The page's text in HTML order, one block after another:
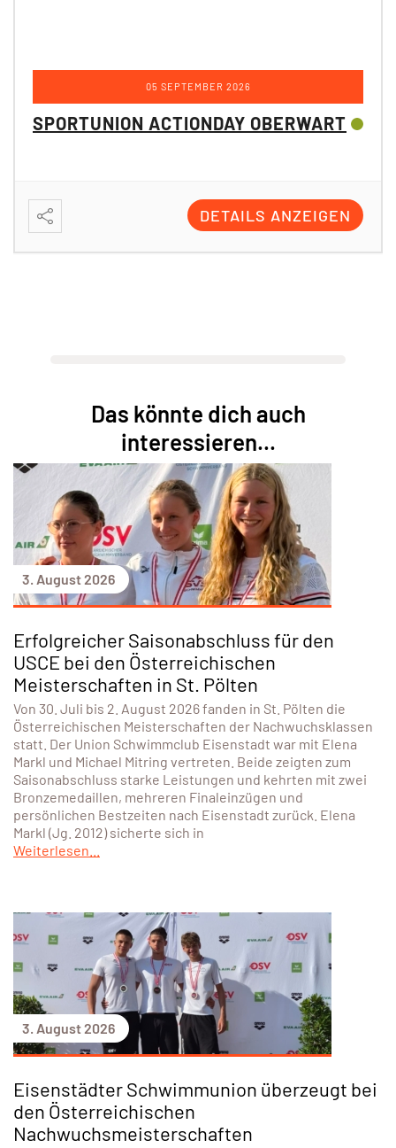
DETAILS ANZEIGEN
Das könnte dich auch
interessieren...
3. August 2026
Erfolgreicher Saisonabschluss für den
USCE bei den Österreichischen
Meisterschaften in St. Pölten
Von 30. Juli bis 2. August 2026 fanden in St. Pölten die
Österreichischen Meisterschaften der Nachwuchsklassen
statt. Der Union Schwimmclub Eisenstadt war mit Elena
Markl und Michael Mitring vertreten. Beide zeigten zum
Saisonabschluss starke Leistungen und kehrten mit zwei
Bronzemedaillen, mehreren Finaleinzügen und
persönlichen Bestzeiten nach Eisenstadt zurück. Elena
Markl (Jg. 2012) sicherte sich in
Weiterlesen...
3. August 2026
Eisenstädter Schwimmunion überzeugt bei
den Österreichischen
Nachwuchsmeisterschaften